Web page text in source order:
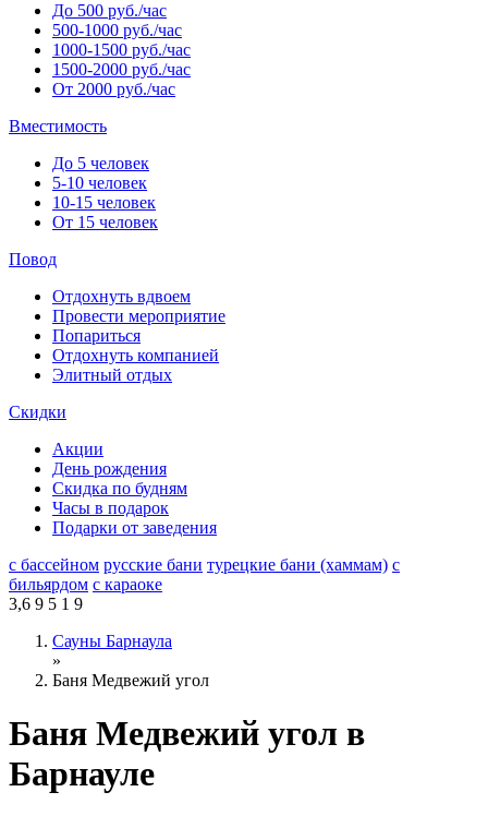
До 500 руб./час
500-1000 руб./час
1000-1500 руб./час
1500-2000 руб./час
От 2000 руб./час
Вместимость
До 5 человек
5-10 человек
10-15 человек
От 15 человек
Повод
Отдохнуть вдвоем
Провести мероприятие
Попариться
Отдохнуть компанией
Элитный отдых
Скидки
Акции
День рождения
Скидка по будням
Часы в подарок
Подарки от заведения
с бассейном русские бани турецкие бани (хаммам) с
бильярдом с караоке
3,6 9 5 1 9
Сауны Барнаула
»
Баня Медвежий угол
Баня Медвежий угол в
Барнауле